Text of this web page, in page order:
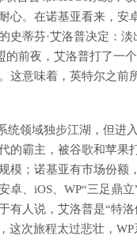
心。在诺基亚看来，安
史蒂芬·艾洛普决定：
的前夜，艾洛普打了一
这意味着，英特尔之前
统领域独步江湖，但进
的霸主，被谷歌和苹果
模；诺基亚有市场份额
卓、iOS、WP“三足鼎
有人说，艾洛普是“特
这次旅程太过悲壮，WP